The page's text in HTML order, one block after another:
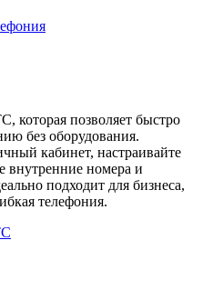
которая позволяет быстро
без оборудования.
кабинет, настраивайте
внутренние номера и
подходит для бизнеса,
телефония.